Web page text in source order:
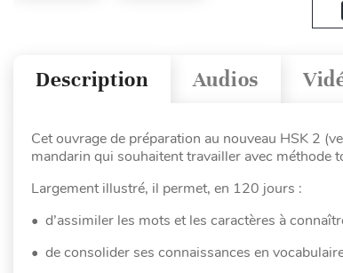
Audios
Description
Cet ouvrage de préparation au nouveau HSK 2
mandarin qui souhaitent travailler avec méthode
Largement illustré, il permet, en 120 jours :
• d’assimiler les mots et les caractères à
• de consolider ses connaissances en